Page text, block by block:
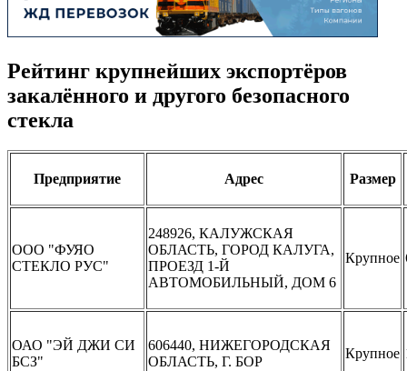
Рейтинг крупнейших экспортёров
закалённого и другого безопасного
стекла
Предприятие Адрес Размер
ООО "ФУЯО
СТЕКЛО РУС"
248926, КАЛУЖСКАЯ
ОБЛАСТЬ, ГОРОД КАЛУГА,
ПРОЕЗД 1-Й
АВТОМОБИЛЬНЫЙ, ДОМ 6
Крупное
ОАО "ЭЙ ДЖИ СИ
БСЗ"
606440, НИЖЕГОРОДСКАЯ
ОБЛАСТЬ, Г. БОР
Крупное